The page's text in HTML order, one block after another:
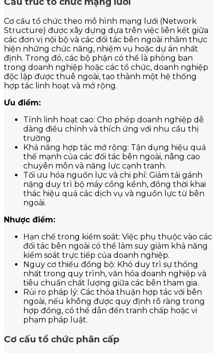
Cơ cấu tổ chức theo mô hình mạng lưới (Network
Structure) được xây dựng dựa trên việc liên kết giữa
các đơn vị nội bộ và các đối tác bên ngoài nhằm thực
hiện những chức năng, nhiệm vụ hoặc dự án nhất
định. Trong đó, các bộ phận có thể là phòng ban
trong doanh nghiệp hoặc các tổ chức, doanh nghiệp
độc lập được thuê ngoài, tạo thành một hệ thống
hợp tác linh hoạt và mở rộng.
Ưu điểm:
Tính linh hoạt cao: Cho phép doanh nghiệp dễ
dàng điều chỉnh và thích ứng với nhu cầu thị
trường.
Khả năng hợp tác mở rộng: Tận dụng hiệu quả
thế mạnh của các đối tác bên ngoài, nâng cao
chuyên môn và năng lực cạnh tranh.
Tối ưu hóa nguồn lực và chi phí: Giảm tải gánh
nặng duy trì bộ máy cồng kềnh, đồng thời khai
thác hiệu quả các dịch vụ và nguồn lực từ bên
ngoài.
Nhược điểm:
Hạn chế trong kiểm soát: Việc phụ thuộc vào các
đối tác bên ngoài có thể làm suy giảm khả năng
kiểm soát trực tiếp của doanh nghiệp.
Nguy cơ thiếu đồng bộ: Khó duy trì sự thống
nhất trong quy trình, văn hóa doanh nghiệp và
tiêu chuẩn chất lượng giữa các bên tham gia.
Rủi ro pháp lý: Các thỏa thuận hợp tác với bên
ngoài, nếu không được quy định rõ ràng trong
hợp đồng, có thể dẫn đến tranh chấp hoặc vi
phạm pháp luật.
Cơ cấu tổ chức phân cấp